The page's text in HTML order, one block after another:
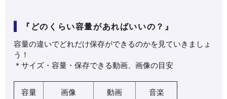
『どのくらい容量があればいいの？』
容量の違いでどれだけ保存ができるのかを見ていきましょ
う！
＊サイズ・容量・保存できる動画、画像の目安
容量 画像 動画 音楽